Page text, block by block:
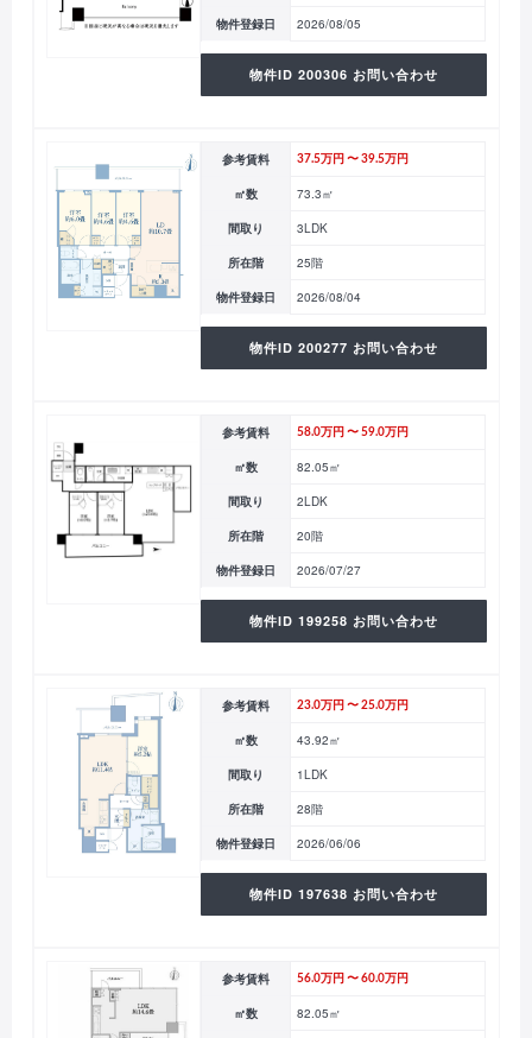
物件登録日 2026/08/05
物件ID 200306 お問い合わせ
参考賃料 37.5万円 〜 39.5万円
㎡数 73.3㎡
間取り 3LDK
所在階 25階
物件登録日 2026/08/04
物件ID 200277 お問い合わせ
参考賃料 58.0万円 〜 59.0万円
㎡数 82.05㎡
間取り 2LDK
所在階 20階
物件登録日 2026/07/27
物件ID 199258 お問い合わせ
参考賃料 23.0万円 〜 25.0万円
㎡数 43.92㎡
間取り 1LDK
所在階 28階
物件登録日 2026/06/06
物件ID 197638 お問い合わせ
参考賃料 56.0万円 〜 60.0万円
㎡数 82.05㎡